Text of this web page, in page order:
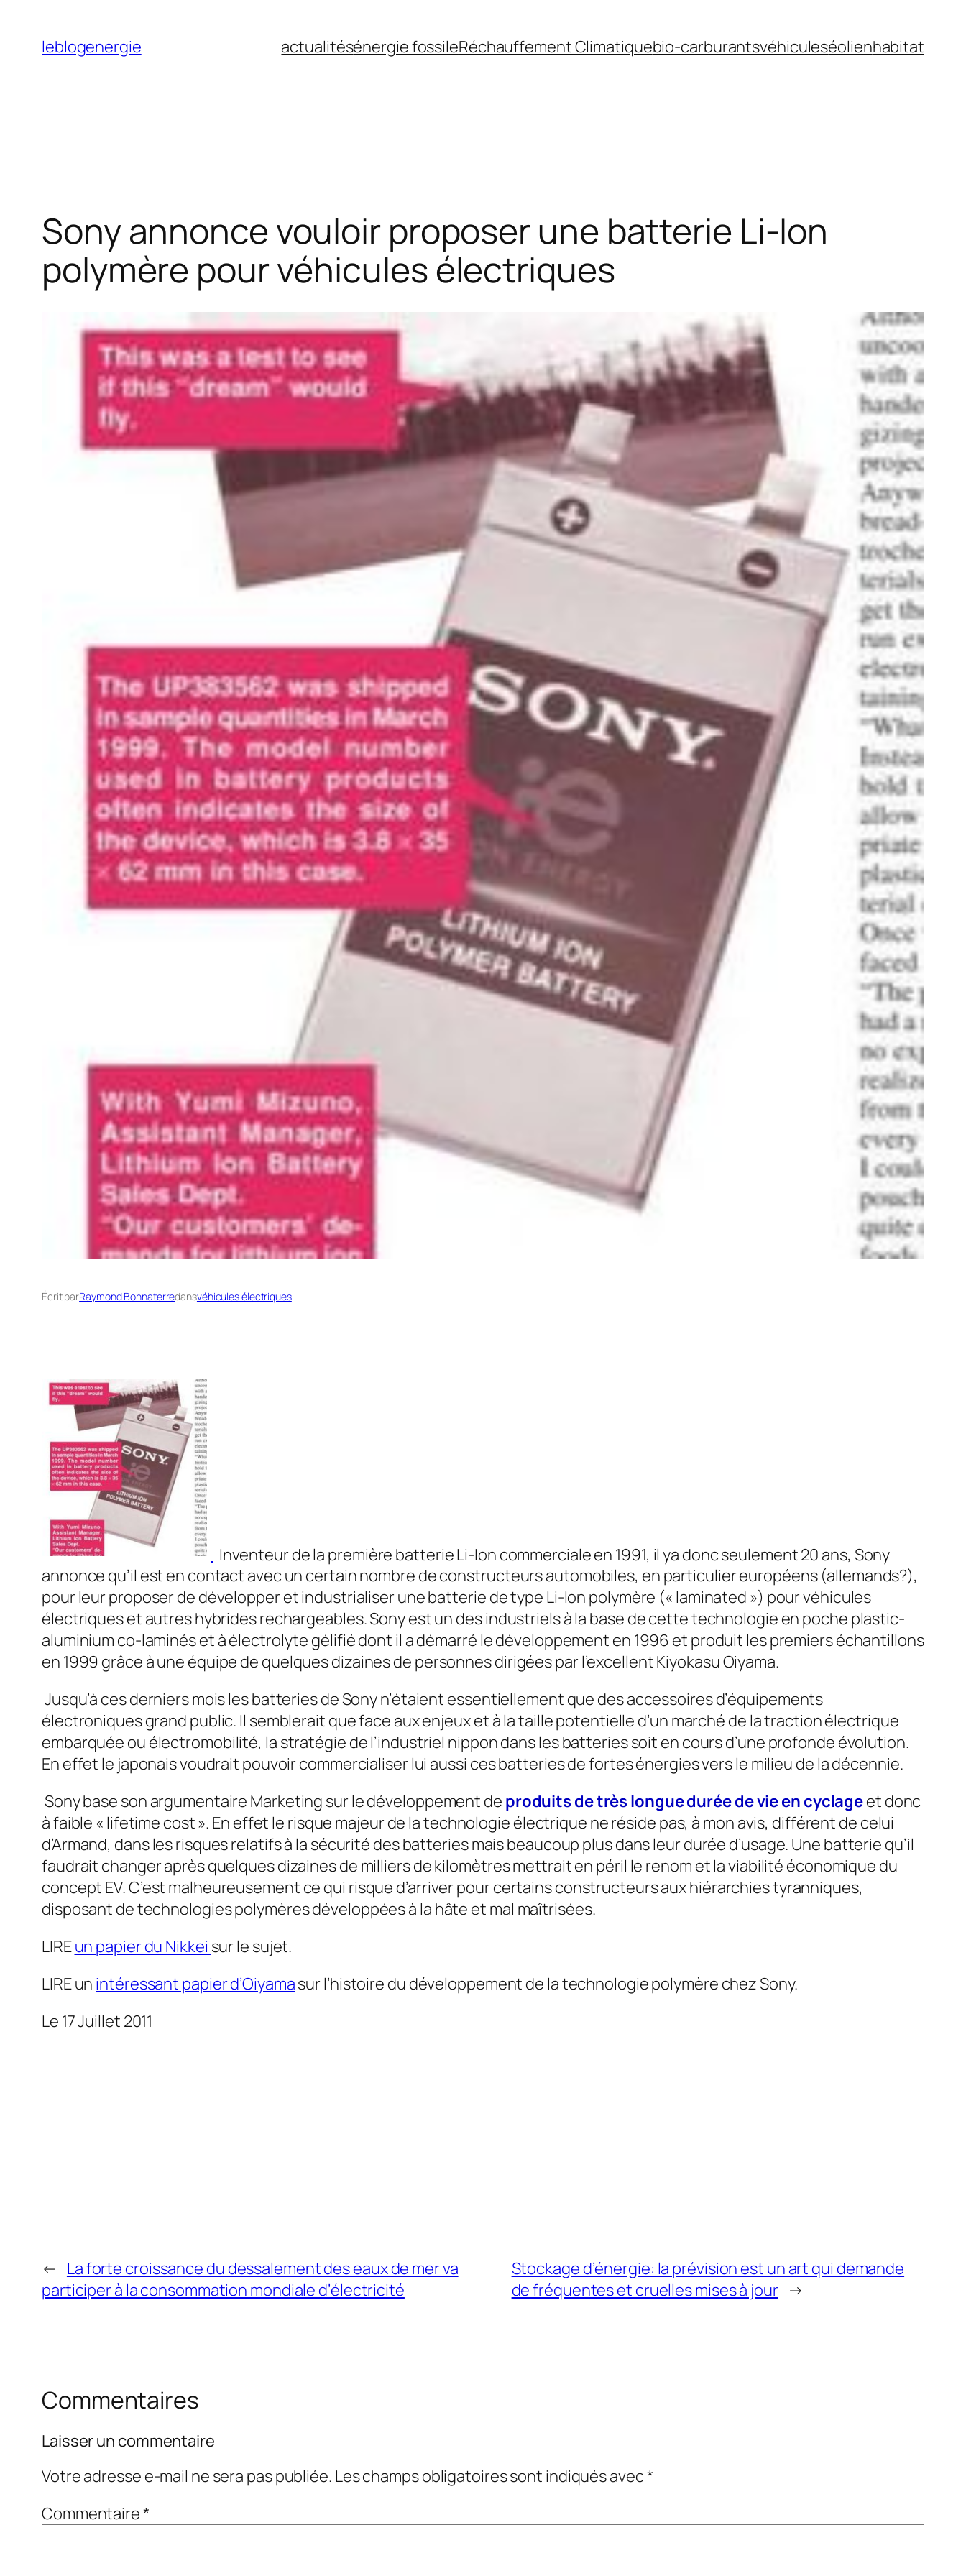
contenu
leblogenergie actualitésénergie fossileRéchauffement Climatiquebio-carburantsvéhiculeséolienhabitat
Sony annonce vouloir proposer une batterie Li-Ion
polymère pour véhicules électriques
Écrit parRaymond Bonnaterredansvéhicules électriques
Inventeur de la première batterie Li-Ion commerciale en 1991, il ya donc seulement 20 ans, Sony
annonce qu’il est en contact avec un certain nombre de constructeurs automobiles, en particulier européens (allemands?),
pour leur proposer de développer et industrialiser une batterie de type Li-Ion polymère (« laminated ») pour véhicules
électriques et autres hybrides rechargeables. Sony est un des industriels à la base de cette technologie en poche plastic-
aluminium co-laminés et à électrolyte gélifié dont il a démarré le développement en 1996 et produit les premiers échantillons
en 1999 grâce à une équipe de quelques dizaines de personnes dirigées par l’excellent Kiyokasu Oiyama.
Jusqu’à ces derniers mois les batteries de Sony n’étaient essentiellement que des accessoires d’équipements
électroniques grand public. Il semblerait que face aux enjeux et à la taille potentielle d’un marché de la traction électrique
embarquée ou électromobilité, la stratégie de l’industriel nippon dans les batteries soit en cours d’une profonde évolution.
En effet le japonais voudrait pouvoir commercialiser lui aussi ces batteries de fortes énergies vers le milieu de la décennie.
Sony base son argumentaire Marketing sur le développement de produits de très longue durée de vie en cyclageet donc
à faible « lifetime cost ». En effet le risque majeur de la technologie électrique ne réside pas, à mon avis, différent de celui
d’Armand, dans les risques relatifs à la sécurité des batteries mais beaucoup plus dans leur durée d’usage. Une batterie qu’il
faudrait changer après quelques dizaines de milliers de kilomètres mettrait en péril le renom et la viabilité économique du
concept EV. C’est malheureusement ce qui risque d’arriver pour certains constructeurs aux hiérarchies tyranniques,
disposant de technologies polymères développées à la hâte et mal maîtrisées.
LIREun papier du Nikkei sur le sujet.
LIRE un intéressant papier d’Oiyamasur l’histoire du développement de la technologie polymère chez Sony.
Le 17 Juillet 2011
← La forte croissance du dessalement des eaux de mer va
participer à la consommation mondiale d’électricité
Stockage d’énergie: la prévision est un art qui demande
de fréquentes et cruelles mises à jour →
Commentaires
Laisser un commentaire
Votre adresse e-mail ne sera pas publiée. Les champs obligatoires sont indiqués avec*
Commentaire*